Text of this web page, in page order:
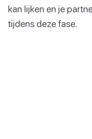
kan lijken en je
tijdens deze fase.